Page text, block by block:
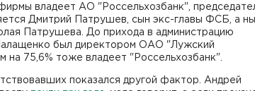
владеет АО "Россельхозбанк",
Дмитрий Патрушев, сын экс-главы ФСБ, а
Патрушева. До прихода в администрацию
был директором ОАО "Лужский
на 75,6% тоже владеет "Россельхозбанк".
показался другой фактор. Андрей